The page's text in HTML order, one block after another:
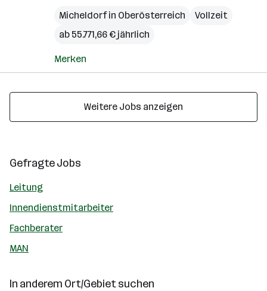
Micheldorf in Oberösterreich
Vollzeit
ab 55.771,66 € jährlich
Merken
Weitere Jobs anzeigen
Gefragte Jobs
Leitung
Innendienstmitarbeiter
Fachberater
MAN
In anderem Ort/Gebiet suchen